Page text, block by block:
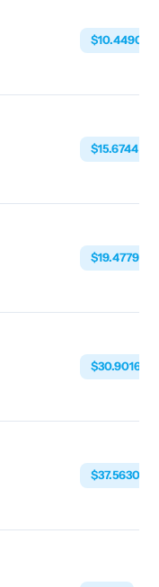
$10.4490
$15.6744
$19.4779
$30.9016
$37.5630